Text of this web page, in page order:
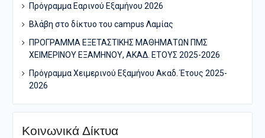
Πρόγραμμα Εαρινού Εξαμήνου 2026
Bλάβη στο δίκτυο του campus Λαμίας
ΠΡΟΓΡΑΜΜΑ ΕΞΕΤΑΣΤΙΚΗΣ ΜΑΘΗΜΑΤΩΝ ΠΜΣ
ΧΕΙΜΕΡΙΝΟΥ ΕΞΑΜΗΝΟΥ, ΑΚΑΔ. ΕΤΟΥΣ 2025-2026
Πρόγραμμα Χειμερινού Εξαμήνου Ακαδ. Έτους 2025-
2026
Κοινωνικά Δίκτυα